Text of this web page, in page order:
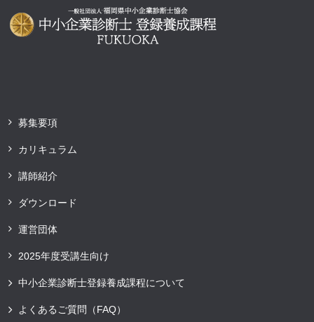
募集要項
カリキュラム
講師紹介
ダウンロード
運営団体
2025年度受講生向け
中小企業診断士登録養成課程について
よくあるご質問（FAQ）